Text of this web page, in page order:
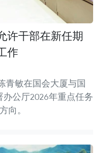
许干部在新任期
作
青敏在国会大厦与国
公厅2026年重点任务
向。